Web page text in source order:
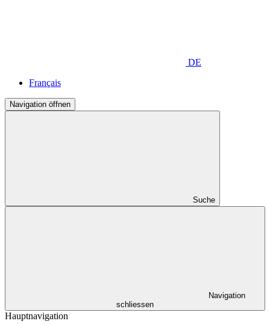
DE
Français
Navigation öffnen
Suche
Navigation
schliessen
Hauptnavigation